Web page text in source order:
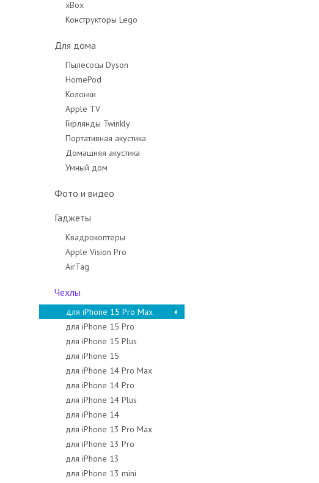
xBox
Конструкторы Lego
Для дома
Пылесосы Dyson
HomePod
Колонки
Apple TV
Гирлянды Twinkly
Портативная акустика
Домашняя акустика
Умный дом
Фото и видео
Гаджеты
Квадрокоптеры
Apple Vision Pro
AirTag
Чехлы
для iPhone 15 Pro Max
для iPhone 15 Pro
для iPhone 15 Plus
для iPhone 15
для iPhone 14 Pro Max
для iPhone 14 Pro
для iPhone 14 Plus
для iPhone 14
для iPhone 13 Pro Max
для iPhone 13 Pro
для iPhone 13
для iPhone 13 mini